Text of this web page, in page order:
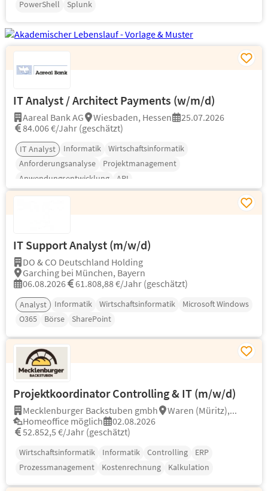
PowerShell Splunk
IT Analyst / Architect Payments (w/m/d)
Aareal Bank AG Wiesbaden, Hessen
25.07.2026
84.006 €/Jahr (geschätzt)
IT Analyst Informatik
Wirtschaftsinformatik
Anforderungsanalyse
Projektmanagement
Anwendungsentwicklung
API
IT Support Analyst (m/w/d)
DO & CO Deutschland Holding
Garching bei München, Bayern
06.08.2026
61.808,88 €/Jahr (geschätzt)
Analyst Informatik Wirtschaftsinformatik
Microsoft Windows
O365
Börse SharePoint
Projektkoordinator Controlling & IT (m/w/d)
Mecklenburger Backstuben gmbh
Waren (Müritz),...
Homeoffice möglich
02.08.2026
52.852,5 €/Jahr (geschätzt)
Wirtschaftsinformatik Informatik Controlling
ERP
Prozessmanagement
Kostenrechnung Kalkulation